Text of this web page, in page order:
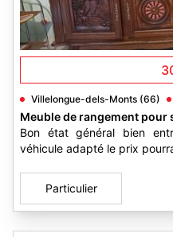
Villelongue-dels-Monts (66)
Meuble de rangement pour
Bon état général bien
véhicule adapté le prix
Particulier